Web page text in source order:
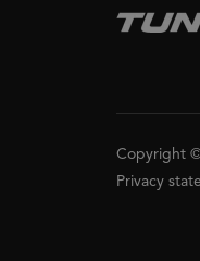
Copyright
Privacy